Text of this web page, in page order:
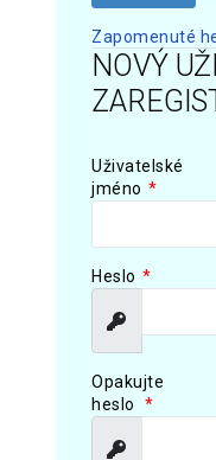
Zapomenuté
NOVÝ
Uživatelské
jméno *
Heslo *
Zobrazit
Opakujte
heslo
*